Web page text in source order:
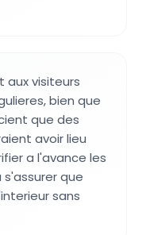
aux visiteurs
bien que
que des
avoir lieu
a l'avance les
que
sans